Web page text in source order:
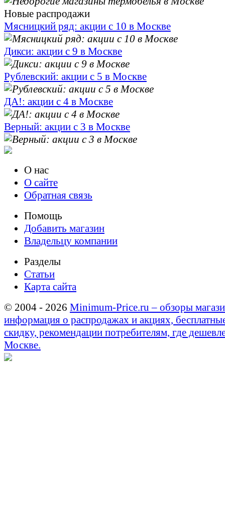
Новые распродажи
Мясницкий ряд: акции с 10 в Москве
Дикси: акции с 9 в Москве
Рублевский: акции с 5 в Москве
ДА!: акции с 4 в Москве
Верный: акции с 3 в Москве
О нас
О сайте
Обратная связь
Помощь
Добавить магазин
Владельцу компании
Разделы
Статьи
Карта сайта
© 2004 - 2026 Minimum-Price.ru – обзоры
информация о распродажах и акциях,
скидку, рекомендации потребителям, где
Москве.